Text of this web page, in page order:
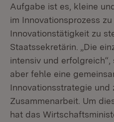
Aufgabe ist es, kleine
im Innovationsprozess
Innovationstätigkeit zu
Staatssekretärin. „Die
intensiv und
aber fehle eine
Innovationsstrategie und
Zusammenarbeit. Um
hat das